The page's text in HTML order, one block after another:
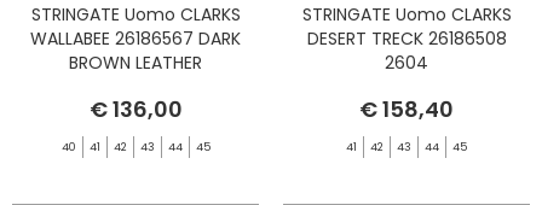
STRINGATE Uomo CLARKS
WALLABEE 26186567 DARK
BROWN LEATHER
€ 136,00
40 41 42 43 44 45
STRINGATE Uomo CLARKS
DESERT TRECK 26186508
2604
€ 158,40
41 42 43 44 45